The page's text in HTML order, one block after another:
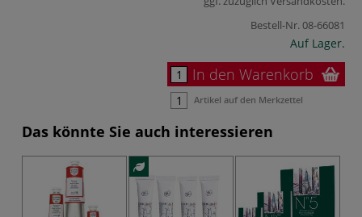
Bestell-Nr.08-66081
Auf Lager.
In den Warenkorb
Artikel auf den Merkzettel
Das könnte Sie auch interessieren